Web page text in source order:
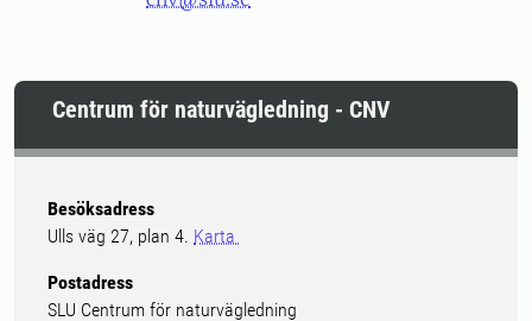
Centrum för naturvägledning - CNV
Besöksadress
Ulls väg 27, plan 4. Karta
Postadress
SLU Centrum för naturvägledning